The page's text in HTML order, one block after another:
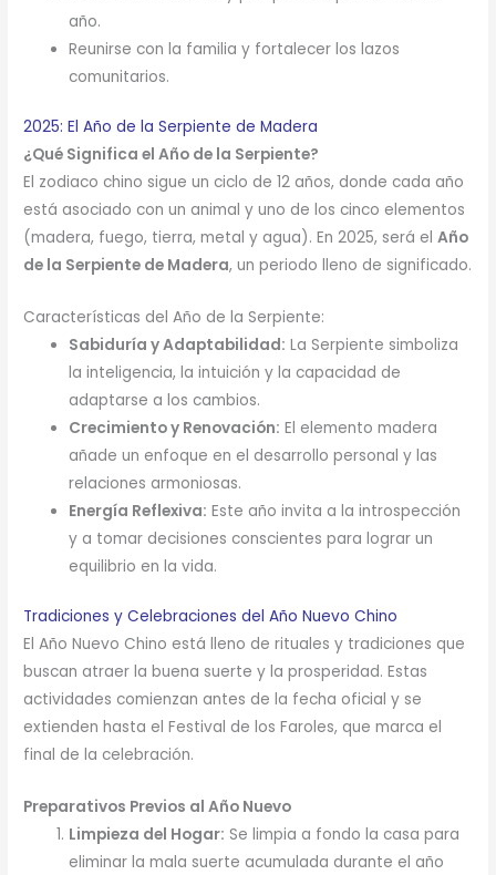
año.
Reunirse con la familia y fortalecer los lazos
comunitarios.
2025: El Año de la Serpiente de Madera
¿Qué Significa el Año de la Serpiente?
El zodiaco chino sigue un ciclo de 12 años, donde cada año
está asociado con un animal y uno de los cinco elementos
(madera, fuego, tierra, metal y agua). En 2025, será elAño
de la Serpiente de Madera, un periodo lleno de significado.
Características del Año de la Serpiente:
Sabiduría y Adaptabilidad: La Serpiente simboliza
la inteligencia, la intuición y la capacidad de
adaptarse a los cambios.
Crecimiento y Renovación: El elemento madera
añade un enfoque en el desarrollo personal y las
relaciones armoniosas.
Energía Reflexiva: Este año invita a la introspección
y a tomar decisiones conscientes para lograr un
equilibrio en la vida.
Tradiciones y Celebraciones del Año Nuevo Chino
El Año Nuevo Chino está lleno de rituales y tradiciones que
buscan atraer la buena suerte y la prosperidad. Estas
actividades comienzan antes de la fecha oficial y se
extienden hasta el Festival de los Faroles, que marca el
final de la celebración.
Preparativos Previos al Año Nuevo
Limpieza del Hogar: Se limpia a fondo la casa para
eliminar la mala suerte acumulada durante el año